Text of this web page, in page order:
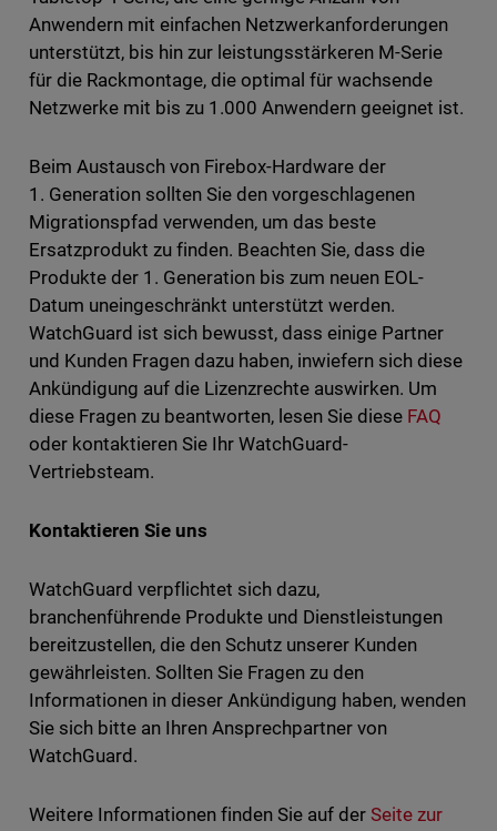
Anwendern mit einfachen Netzwerkanforderungen
unterstützt, bis hin zur leistungsstärkeren M-Serie
für die Rackmontage, die optimal für wachsende
Netzwerke mit bis zu 1.000 Anwendern geeignet ist.
Beim Austausch von Firebox-Hardware der
1. Generation sollten Sie den vorgeschlagenen
Migrationspfad verwenden, um das beste
Ersatzprodukt zu finden. Beachten Sie, dass die
Produkte der 1. Generation bis zum neuen EOL-
Datum uneingeschränkt unterstützt werden.
WatchGuard ist sich bewusst, dass einige Partner
und Kunden Fragen dazu haben, inwiefern sich diese
Ankündigung auf die Lizenzrechte auswirken. Um
diese Fragen zu beantworten, lesen Sie diese FAQ
oder kontaktieren Sie Ihr WatchGuard-
Vertriebsteam.
Kontaktieren Sie uns
WatchGuard verpflichtet sich dazu,
branchenführende Produkte und Dienstleistungen
bereitzustellen, die den Schutz unserer Kunden
gewährleisten. Sollten Sie Fragen zu den
Informationen in dieser Ankündigung haben, wenden
Sie sich bitte an Ihren Ansprechpartner von
WatchGuard.
Weitere Informationen finden Sie auf derSeite zur